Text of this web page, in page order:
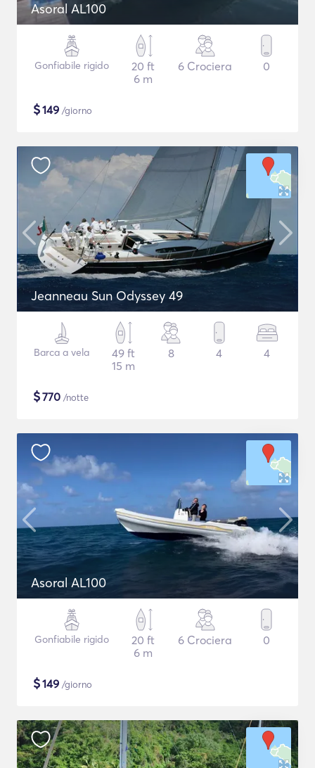
Asoral AL100
Gonfiabile rigido
20 ft
6 m
6 Crociera 0
$149 /giorno
Jeanneau Sun Odyssey 49
Barca a vela
49 ft
15 m
8 4 4
$770 /notte
Asoral AL100
Gonfiabile rigido
20 ft
6 m
6 Crociera 0
$149 /giorno